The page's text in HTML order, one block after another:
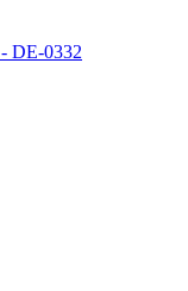
DE-0332